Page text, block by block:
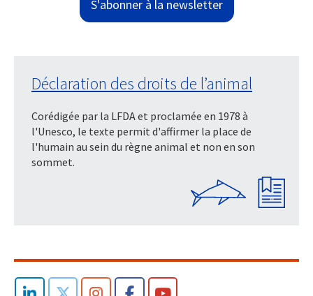
S'abonner à la newsletter
Déclaration des droits de l’animal
Corédigée par la LFDA et proclamée en 1978 à
l'Unesco, le texte permit d'affirmer la place de
l'humain au sein du règne animal et non en son
sommet.